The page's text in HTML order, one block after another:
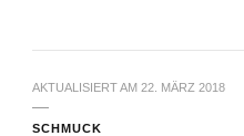
AKTUALISIERT AM 22. MÄRZ 2018
SCHMUCK